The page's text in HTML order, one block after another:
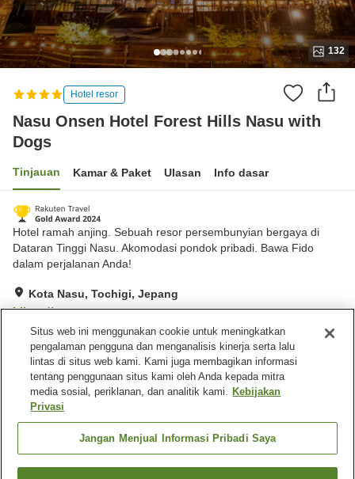
132
Hotel resor
Nasu Onsen Hotel Forest Hills Nasu with
Dogs
Tinjauan Kamar & Paket Ulasan Info dasar
Hotel ramah anjing. Sebuah resor persembunyian bergaya di
Dataran Tinggi Nasu. Akomodasi pondok pribadi. Bawa Fido
dalam perjalanan Anda!
Kota Nasu, Tochigi, Jepang
Lihat di peta
Hebat Ulasan:136
Fasilitas properti
Restoran
Ramah hewan peliharaan di
dalam gedung
Mesin penjual otomatis
Situs web ini menggunakan cookie untuk meningkatkan
pengalaman pengguna dan menganalisis kinerja serta lalu
lintas di situs web kami. Kami juga membagikan informasi
tentang penggunaan situs kami oleh Anda kepada mitra
media sosial, periklanan, dan analitik kami. Kebijakan
Privasi
Jangan Menjual Informasi Pribadi Saya